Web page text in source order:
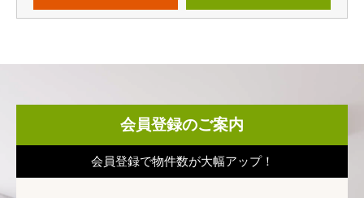
会員登録のご案内
会員登録で物件数が大幅アップ！